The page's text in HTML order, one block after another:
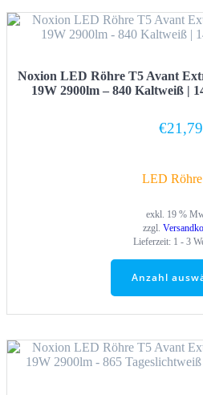
Noxion LED Röhre T5 Avant
19W 2900lm – 840 Kaltweiß |
€21,79
LED
exkl. 19 %
zzgl.
Lieferzeit: 1 - 3
Anzahl